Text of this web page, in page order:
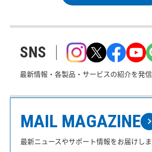
SNS
最新情報・各製品・サービスの紹介を発
MAIL MAGAZINE
最新ニュースやサポート情報をお届けし